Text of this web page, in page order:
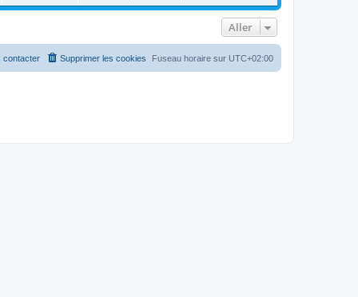
Aller
Fuseau horaire sur UTC+02:00
Supprimer les cookies
contacter